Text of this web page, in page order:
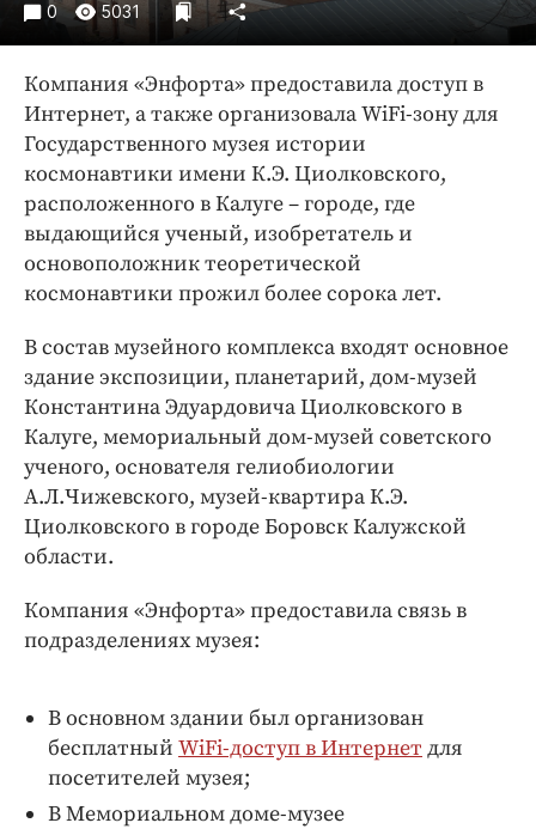
Медиаперсона
Клиника года
Бренд года
Работодатель года
0 5031
Компания «Энфорта» предоставила доступ в
Интернет, а также организовала WiFi-зону для
Государственного музея истории
космонавтики имени К.Э. Циолковского,
расположенного в Калуге – городе, где
выдающийся ученый, изобретатель и
основоположник теоретической
космонавтики прожил более сорока лет.
В состав музейного комплекса входят основное
здание экспозиции, планетарий, дом-музей
Константина Эдуардовича Циолковского в
Калуге, мемориальный дом-музей советского
ученого, основателя гелиобиологии
А.Л.Чижевского, музей-квартира К.Э.
Циолковского в городе Боровск Калужской
области.
Компания «Энфорта» предоставила связь в
подразделениях музея:
В основном здании был организован
бесплатный WiFi-доступ в Интернет для
посетителей музея;
В Мемориальном доме-музее